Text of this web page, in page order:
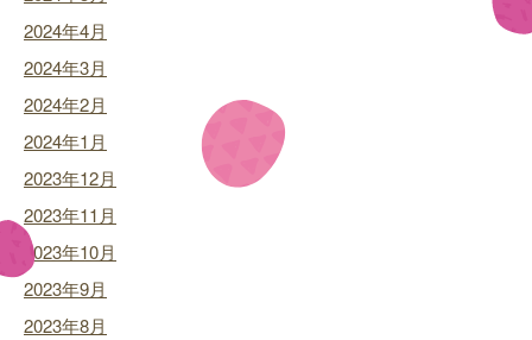
2024年4月
2024年3月
2024年2月
2024年1月
2023年12月
2023年11月
2023年10月
2023年9月
2023年8月